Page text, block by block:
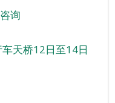
询
天桥12日至14日